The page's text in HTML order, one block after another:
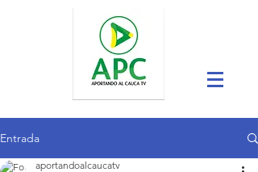
Entrada
aportandoalcaucatv